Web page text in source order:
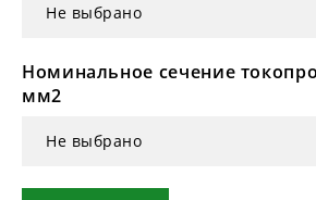
Не выбрано
Номинальное сечение
мм2
Не выбрано